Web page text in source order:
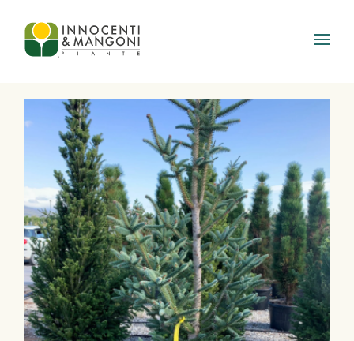
Skip to main content